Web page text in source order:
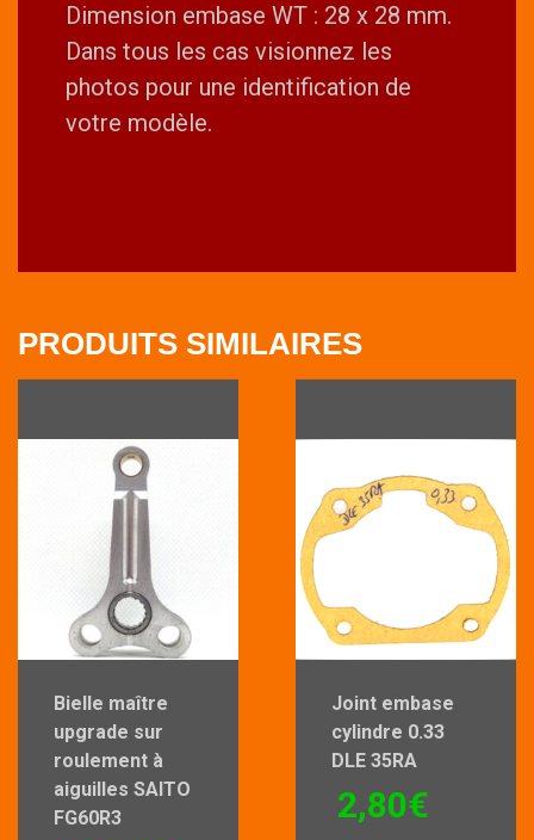
Dimension embase WT : 28 x 28 mm.
Dans tous les cas visionnez les
photos pour une identification de
votre modèle.
PRODUITS SIMILAIRES
Bielle maître
upgrade sur
roulement à
aiguilles SAITO
FG60R3
Joint embase
cylindre 0.33
DLE 35RA
2,80€